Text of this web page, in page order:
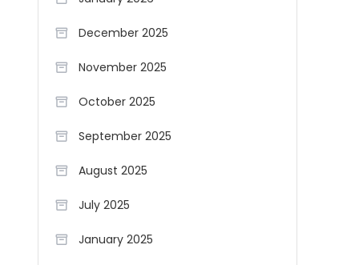
December 2025
November 2025
October 2025
September 2025
August 2025
July 2025
January 2025